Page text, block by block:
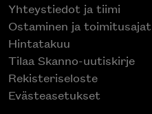
Yhteystiedot ja tiimi
Ostaminen ja toimitusajat
Hintatakuu
Tilaa Skanno-uutiskirje
Rekisteriseloste
Evästeasetukset